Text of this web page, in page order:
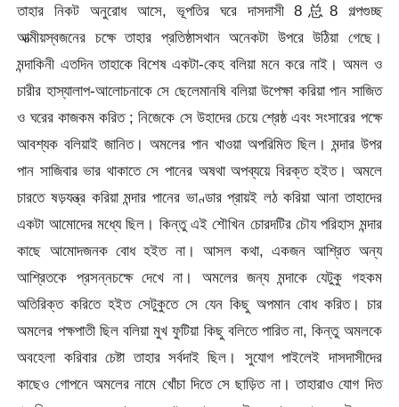
তাহার নিকট অনুরোধ আসে, ভূপতির ঘরে দাসদাসী8总8 গল্পগুচ্ছ
আত্মীয়স্বজনের চক্ষে তাহার প্রতিষ্ঠাসথান অনেকটা উপরে উঠিয়া গেছে।
মন্দাকিনী এতদিন তাহাকে বিশেষ একটা-কেহ বলিয়া মনে করে নাই। অমল ও
চারীর হাস্যালাপ-আলোচনাকে সে ছেলেমানষি বলিয়া উপেক্ষা করিয়া পান সাজিত
ও ঘরের কাজকম করিত ; নিজেকে সে উহাদের চেয়ে শ্রেষ্ঠ এবং সংসারের পক্ষে
আবশ্যক বলিয়াই জানিত। অমলের পান খাওয়া অপরিমিত ছিল। মন্দার উপর
পান সাজিবার ভার থাকাতে সে পানের অষথা অপব্যয়ে বিরক্ত হইত। অমলে
চারতে ষড়যন্ত্র করিয়া মন্দার পানের ভাণ্ডার প্রায়ই লঠ করিয়া আনা তাহাদের
একটা আমোদের মধ্যে ছিল। কিন্তু এই শৌখিন চোরদটির চৌয পরিহাস মন্দার
কাছে আমোদজনক বোধ হইত না। আসল কথা, একজন আশ্রিত অন্য
আশ্রিতকে প্রসন্নচক্ষে দেখে না। অমলের জন্য মন্দাকে যেটুকু গহকম
অতিরিক্ত করিতে হইত সেটুকুতে সে যেন কিছু অপমান বোধ করিত। চার
অমলের পক্ষপাতী ছিল বলিয়া মুখ ফুটিয়া কিছু বলিতে পারিত না, কিন্তু অমলকে
অবহেলা করিবার চেষ্টা তাহার সর্বদাই ছিল। সুযোগ পাইলেই দাসদাসীদের
কাছেও গোপনে অমলের নামে খোঁচা দিতে সে ছাড়িত না। তাহারাও যোগ দিত